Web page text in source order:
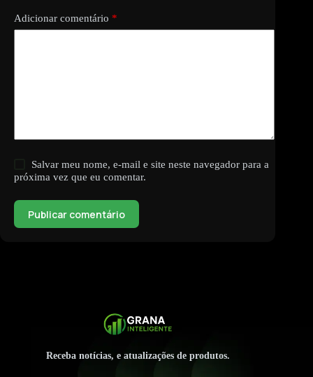
Adicionar comentário *
Salvar meu nome, e-mail e site neste navegador para a
próxima vez que eu comentar.
Publicar comentário
Receba notícias, e atualizações de produtos.